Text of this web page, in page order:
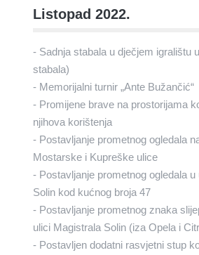
Listopad 2022.
- Sadnja stabala u dječjem igralištu
stabala)
- Memorijalni turnir „Ante Bužančić“
- Promijene brave na prostorijama
njihova korištenja
- Postavljanje prometnog ogledala
Mostarske i Kupreške ulice
- Postavljanje prometnog ogledala
Solin kod kućnog broja 47
- Postavljanje prometnog znaka
ulici Magistrala Solin (iza Opela i
- Postavljen dodatni rasvjetni stup